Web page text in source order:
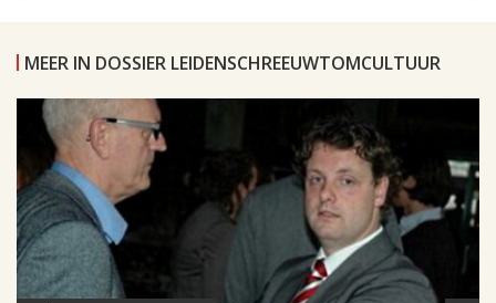
MEER IN DOSSIER LEIDENSCHREEUWTOMCULTUUR